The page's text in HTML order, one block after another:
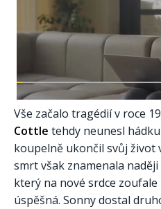
Vše začalo tragédií v roce
Cottle tehdy neunesl
koupelně ukončil svůj život
smrt však znamenala
který na nové srdce zoufale
úspěšná. Sonny dostal